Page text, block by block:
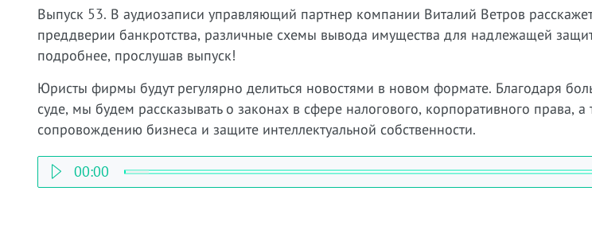
Выпуск 53. В аудиозаписи управляющий партнер компании Виталий Ветров
преддверии банкротства, различные схемы вывода имущества для надлежащей
подробнее, прослушав выпуск!
Юристы фирмы будут регулярно делиться новостями в новом формате. Благодаря
суде, мы будем рассказывать о законах в сфере налогового, корпоративного права,
сопровождению бизнеса и защите интеллектуальной собственности.
00:00